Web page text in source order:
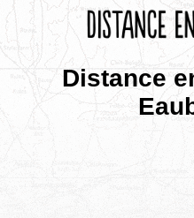
Distance